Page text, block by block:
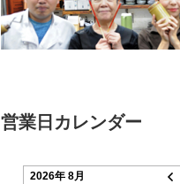
営業日カレンダー
2026年 8月